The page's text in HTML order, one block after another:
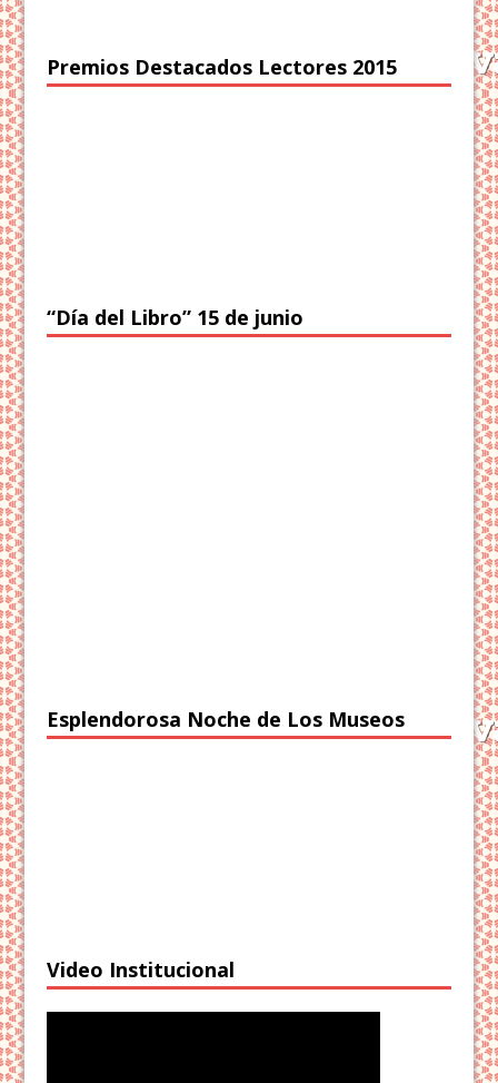
Premios Destacados Lectores 2015
“Día del Libro” 15 de junio
Esplendorosa Noche de Los Museos
Video Institucional